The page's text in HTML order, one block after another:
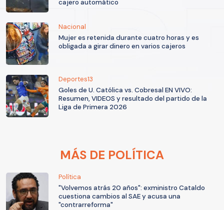
cajero automático
Nacional
Mujer es retenida durante cuatro horas y es
obligada a girar dinero en varios cajeros
Deportes13
Goles de U. Católica vs. Cobresal EN VIVO:
Resumen, VIDEOS y resultado del partido de la
Liga de Primera 2026
MÁS DE POLÍTICA
Política
"Volvemos atrás 20 años": exministro Cataldo
cuestiona cambios al SAE y acusa una
"contrarreforma"